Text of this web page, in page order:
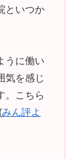
といつか
うに働い
気を感じ
。こちら
みん評よ